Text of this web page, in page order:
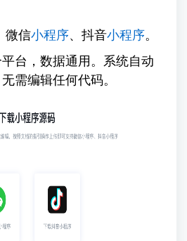
微信小程序、抖音小程序。
台，数据通用。系统自动
需编辑任何代码。